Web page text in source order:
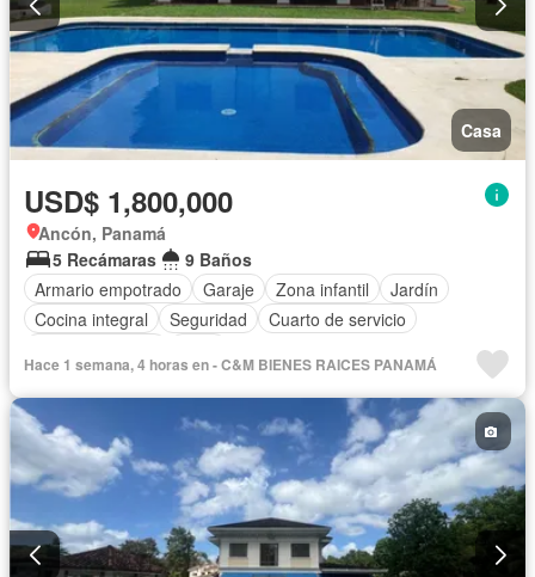
Casa
USD$ 1,800,000
Ancón, Panamá
5 Recámaras
9 Baños
Armario empotrado
Garaje Zona infantil
Jardín
Cocina integral
Seguridad
Cuarto de servicio
Hace 1 semana, 4 horas en - C&M BIENES RAICES PANAMÁ